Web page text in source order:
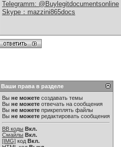
Telegramm: @Buylegitdocumentsonline
Skype：mazzini865docs
Ваши права в разделе
Вы не можете создавать темы
Вы не можете отвечать на сообщения
Вы не можете прикреплять файлы
Вы не можете редактировать сообщения
BB коды Вкл.
Смайлы Вкл.
[IMG] код Вкл.